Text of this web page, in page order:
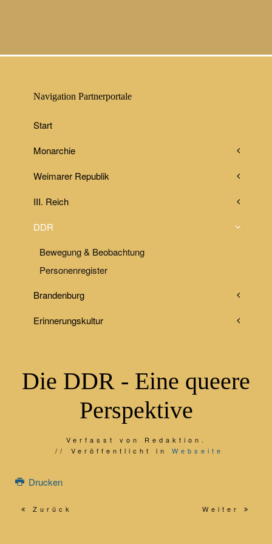
Navigation Partnerportale
Start
Monarchie
Weimarer Republik
III. Reich
DDR
Bewegung & Beobachtung
Personenregister
Brandenburg
Erinnerungskultur
Die DDR - Eine queere
Perspektive
Verfasst von Redaktion.
Veröffentlicht in Webseite
Drucken
Zurück Weiter